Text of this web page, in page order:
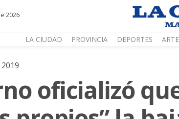
2026
LA CIUDAD PROVINCIA DEPORTES
oficializó